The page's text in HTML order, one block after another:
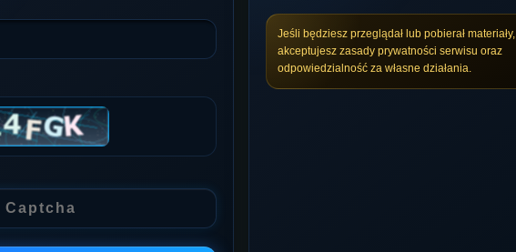
Jeśli będziesz przeglądał lub pobierał materiały,
akceptujesz zasady prywatności serwisu oraz
odpowiedzialność za własne działania.